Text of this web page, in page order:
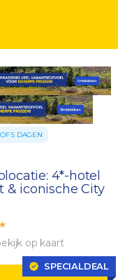
5 DAGEN
4*-hotel
& iconische City
op kaart
SPECIALDEAL